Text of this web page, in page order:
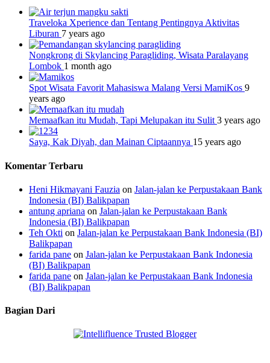
Traveloka Xperience dan Tentang Pentingnya Aktivitas
Liburan 7 years ago
Nongkrong di Skylancing Paragliding, Wisata Paralayang
Lombok 1 month ago
Spot Wisata Favorit Mahasiswa Malang Versi MamiKos 9
years ago
Memaafkan itu Mudah, Tapi Melupakan itu Sulit 3 years ago
Saya, Kak Diyah, dan Mainan Ciptaannya 15 years ago
Komentar Terbaru
Heni Hikmayani Fauzia on Jalan-jalan ke Perpustakaan Bank
Indonesia (BI) Balikpapan
antung apriana on Jalan-jalan ke Perpustakaan Bank
Indonesia (BI) Balikpapan
Teh Okti on Jalan-jalan ke Perpustakaan Bank Indonesia (BI)
Balikpapan
farida pane on Jalan-jalan ke Perpustakaan Bank Indonesia
(BI) Balikpapan
farida pane on Jalan-jalan ke Perpustakaan Bank Indonesia
(BI) Balikpapan
Bagian Dari